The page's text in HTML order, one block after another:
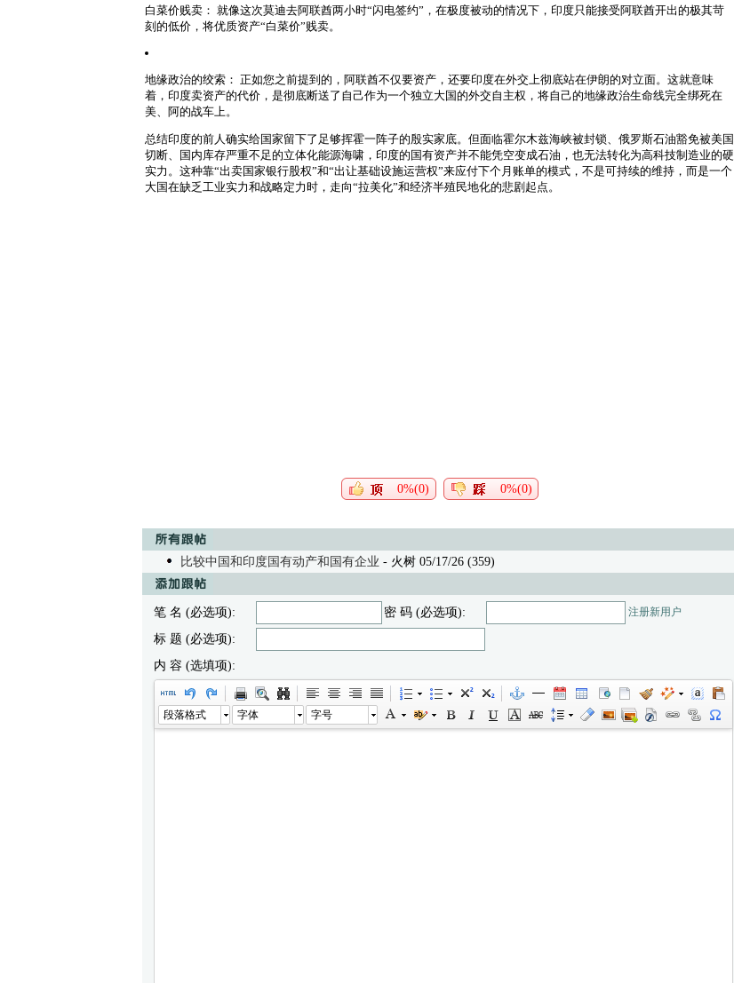
白菜价贱卖： 就像这次莫迪去阿联酋两小时“闪电签约”，在极度被动的情况下，印度只能接受阿联酋开出的极其苛
刻的低价，将优质资产“白菜价”贱卖。
地缘政治的绞索： 正如您之前提到的，阿联酋不仅要资产，还要印度在外交上彻底站在伊朗的对立面。这就意味
着，印度卖资产的代价，是彻底断送了自己作为一个独立大国的外交自主权，将自己的地缘政治生命线完全绑死在
美、阿的战车上。
总结印度的前人确实给国家留下了足够挥霍一阵子的殷实家底。但面临霍尔木兹海峡被封锁、俄罗斯石油豁免被美国
切断、国内库存严重不足的立体化能源海啸，印度的国有资产并不能凭空变成石油，也无法转化为高科技制造业的硬
实力。 这种靠“出卖国家银行股权”和“出让基础设施运营权”来应付下个月账单的模式，不是可持续的维持，而是一个
大国在缺乏工业实力和战略定力时，走向“拉美化”和经济半殖民地化的悲剧起点。
0%(0) 0%(0)
比较中国和印度国有动产和国有企业 - 火树 05/17/26 (359)
笔 名 (必选项): 密 码 (必选项): 注册新用户
标 题 (必选项):
内 容 (选填项):
段落格式 字体 字号